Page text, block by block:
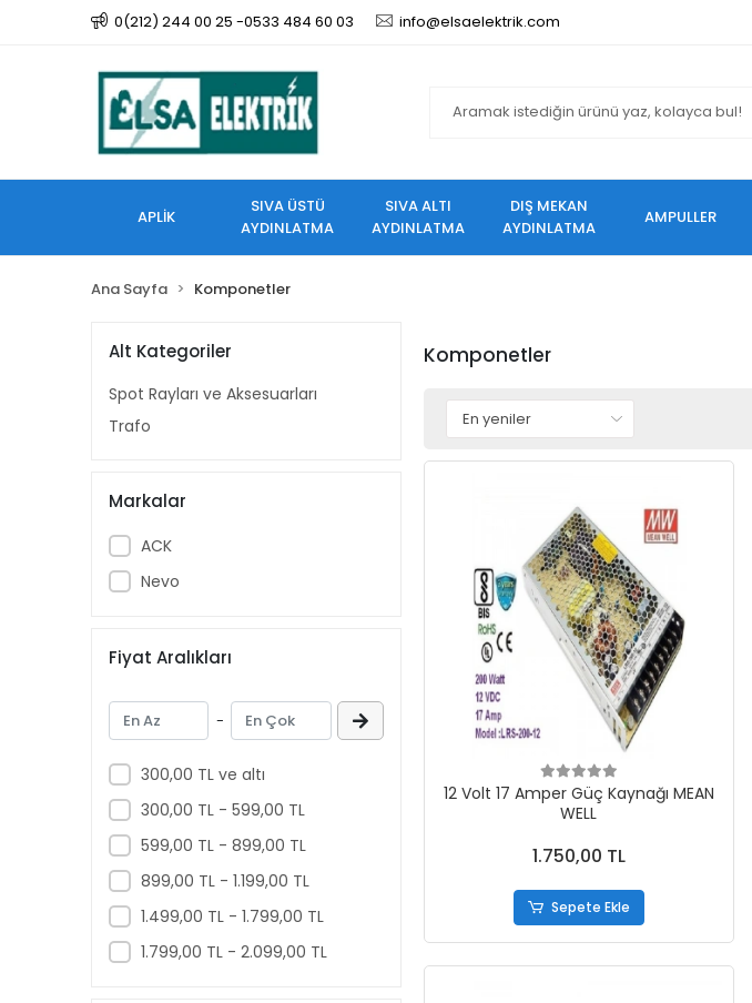
0(212) 244 00 25 -0533 484 60 03 info@elsaelektrik.com
APLİK
SIVA ÜSTÜ
AYDINLATMA
SIVA ALTI
AYDINLATMA
DIŞ MEKAN
AYDINLATMA
AMPULLER
Ana Sayfa Komponetler
Alt Kategoriler
Spot Rayları ve Aksesuarları
Trafo
Markalar
ACK
Nevo
Fiyat Aralıkları
-
300,00 TL ve altı
300,00 TL - 599,00 TL
599,00 TL - 899,00 TL
899,00 TL - 1.199,00 TL
1.499,00 TL - 1.799,00 TL
1.799,00 TL - 2.099,00 TL
Komponetler
12 Volt 17 Amper Güç Kaynağı MEAN
WELL
1.750,00 TL
Sepete Ekle